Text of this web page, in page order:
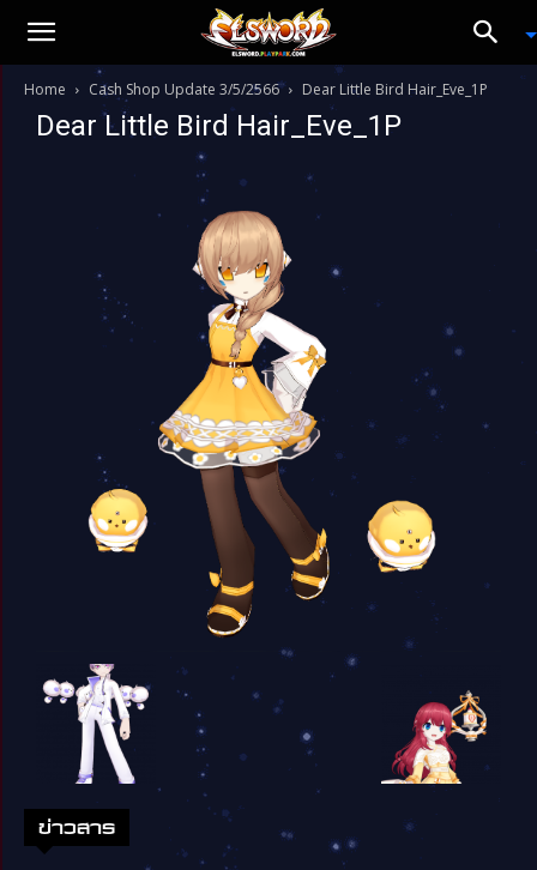
Home Cash Shop Update 3/5/2566 Dear Little Bird Hair_Eve_1P
Dear Little Bird Hair_Eve_1P
ข่าวสาร